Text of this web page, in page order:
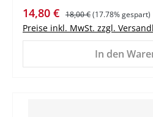
Verkaufspreis:
14,80 € Regulärer Preis:
18,00 €(17.78% gespart)
Preise inkl. MwSt. zzgl.
In den